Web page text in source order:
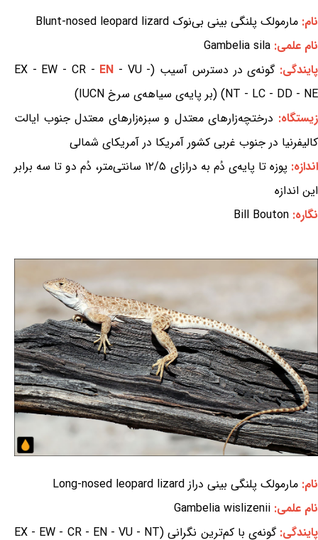
نام: مارمولک پلنگی بینی بی‌نوک Blunt-nosed leopard lizard
نام علمی: Gambelia sila
پایندگی:گونه‌ی در دسترس آسیب (EX - EW - CR - EN - VU -
NT - LC - DD - NE) (بر پایه‌ی سیاهه‌ی سرخ IUCN)
زیستگاه: درختچه‌زارهای معتدل و سبزه‌زارهای معتدل جنوب ایالت
کالیفرنیا در جنوب غربی کشور آمریکا در آمریکای شمالی
اندازه:
پوزه تا پایه‌ی دُم به درازای ۱۲/۵ سانتی‌متر، دُم دو تا سه برابر
این اندازه
نگاره: Bill Bouton
نام: مارمولک پلنگی بینی دراز Long-nosed leopard lizard
نام علمی: Gambelia wislizenii
پایندگی:
گونه‌ی با کم‌ترین نگرانی (EX - EW - CR - EN - VU - NT